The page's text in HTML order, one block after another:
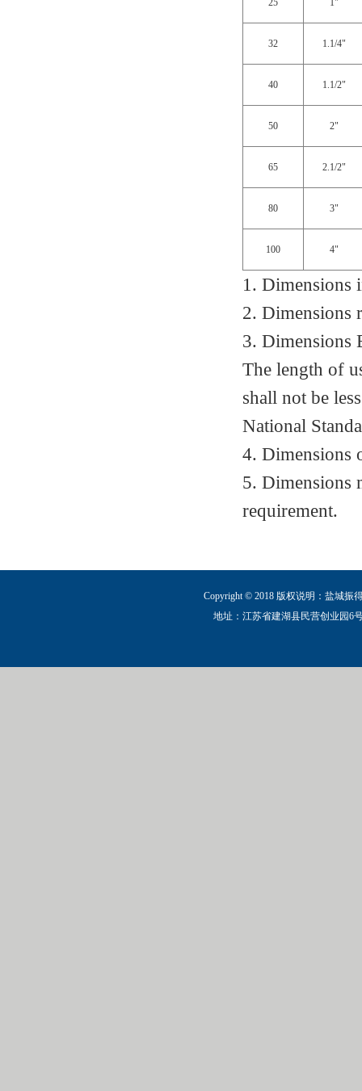
25 1"
32 1.1/4"
40 1.1/2"
50 2"
65 2.1/2"
80 3"
100 4"
1. Dimensions
2. Dimensions
3. Dimensions
The length of
shall not be
National
4. Dimensions
5. Dimensions
requirement.
Copyright © 2018 版权说明：盐城
地址：江苏省建湖县民营创业园6